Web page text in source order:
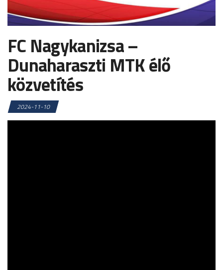
FC Nagykanizsa –
Dunaharaszti MTK élő
közvetítés
2024-11-10